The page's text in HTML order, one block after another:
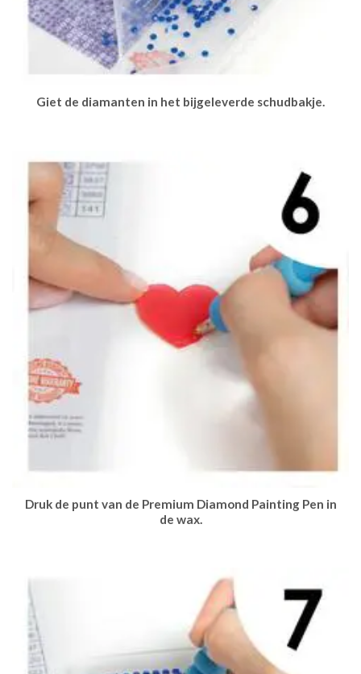
Giet de diamanten in het bijgeleverde schudbakje.
Druk de punt van de Premium Diamond Painting Pen in
de wax.